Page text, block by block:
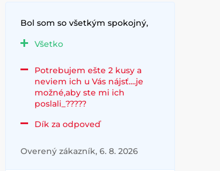
Bol som so všetkým spokojný,
Všetko
Potrebujem ešte 2 kusy a
neviem ich u Vás nájsť....je
možné,aby ste mi ich
poslali_?????
Dík za odpoveď
Overený zákazník, 6. 8. 2026